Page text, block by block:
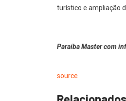
turístico e ampliação
Paraíba Master com
source